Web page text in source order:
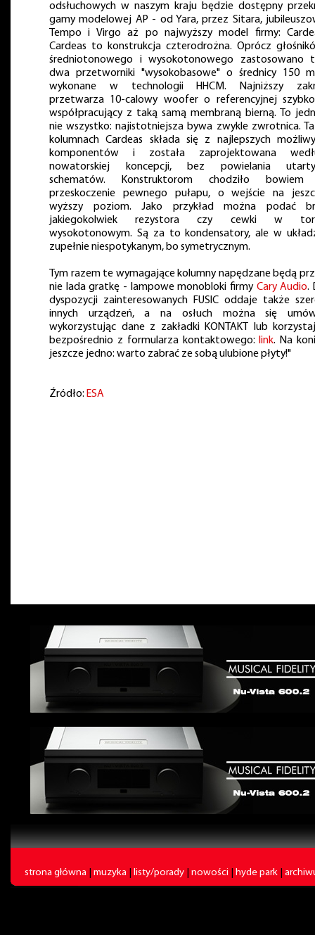
odsłuchowych w naszym kraju będzie dostępny
gamy modelowej AP - od Yara, przez Sitara,
Tempo i Virgo aż po najwyższy model firmy:
Cardeas to konstrukcja czterodrożna. Oprócz
średniotonowego i wysokotonowego zastosowano
dwa przetworniki "wysokobasowe" o średnicy 150
wykonane w technologii HHCM. Najniższy
przetwarza 10-calowy woofer o referencyjnej
współpracujący z taką samą membraną bierną. To
nie wszystko: najistotniejsza bywa zwykle zwrotnica.
kolumnach Cardeas składa się z najlepszych
komponentów i została zaprojektowana
nowatorskiej koncepcji, bez powielania
schematów. Konstruktorom chodziło
przeskoczenie pewnego pułapu, o wejście na
wyższy poziom. Jako przykład można podać
jakiegokolwiek rezystora czy cewki w
wysokotonowym. Są za to kondensatory, ale w
zupełnie niespotykanym, bo symetrycznym.
Tym razem te wymagające kolumny napędzane będą
nie lada gratkę - lampowe monobloki firmy Cary Audio.
dyspozycji zainteresowanych FUSIC oddaje także
innych urządzeń, a na osłuch można się
wykorzystując dane z zakładki KONTAKT lub
bezpośrednio z formularza kontaktowego: link. Na
jeszcze jedno: warto zabrać ze sobą ulubione płyty!"
Źródło: ESA
strona główna muzyka listy/porady nowości hyde park